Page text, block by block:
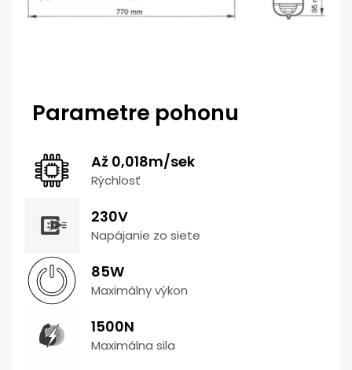
Parametre pohonu
Až 0,018m/sek
Rýchlosť
230V
Napájanie zo siete
85W
Maximálny výkon
1500N
Maximálna sila